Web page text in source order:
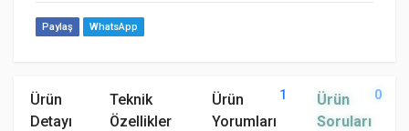
Paylaş WhatsApp
Ürün
Detayı
Teknik
Özellikler
Ürün
Yorumları
1
Ürün
Soruları
0